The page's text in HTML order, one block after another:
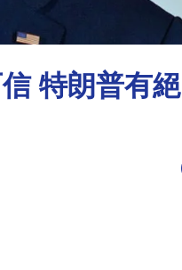
特朗普有絕